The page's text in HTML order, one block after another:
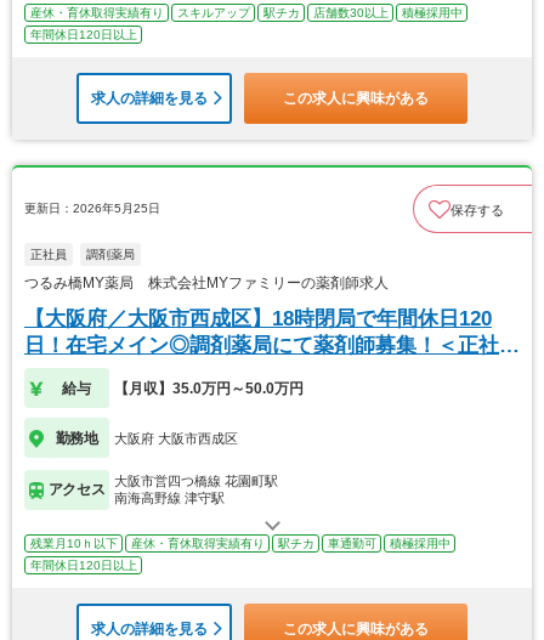
産休・育休取得実績有り
スキルアップ 駅チカ 店舗数30以上
積極採用中
年間休日120日以上
求人の詳細を見る この求人に興味がある
更新日：2026年5月25日 保存する
正社員 調剤薬局
つるみ橋MY薬局 株式会社MYファミリーの薬剤師求人
【大阪府／大阪市西成区】18時閉局で年間休日120
日！在宅メイン◎調剤薬局にて薬剤師募集！＜正社員
＞
給与 【月収】35.0万円～50.0万円
勤務地 大阪府 大阪市西成区
アクセス
大阪市営四つ橋線 花園町駅
南海高野線 津守駅
残業月10ｈ以下 産休・育休取得実績有り 駅チカ 車通勤可
積極採用中
年間休日120日以上
求人の詳細を見る この求人に興味がある